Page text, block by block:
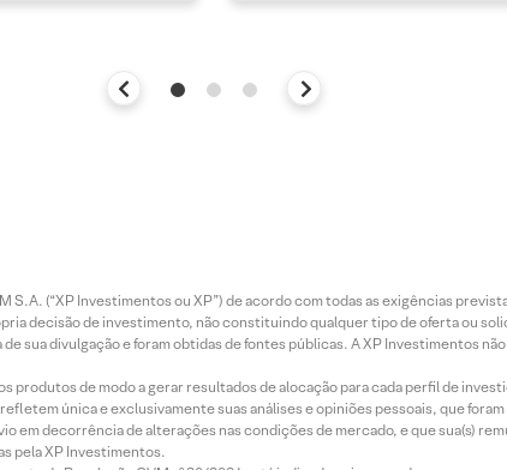
S.A. (“XP Investimentos ou XP”) de acordo com todas as exigências
decisão de investimento, não constituindo qualquer tipo de oferta ou
sua divulgação e foram obtidas de fontes públicas. A XP Investimentos
produtos de modo a gerar resultados de alocação para cada perfil de
única e exclusivamente suas análises e opiniões pessoais, que
em decorrência de alterações nas condições de mercado, e que sua(s)
pela XP Investimentos.